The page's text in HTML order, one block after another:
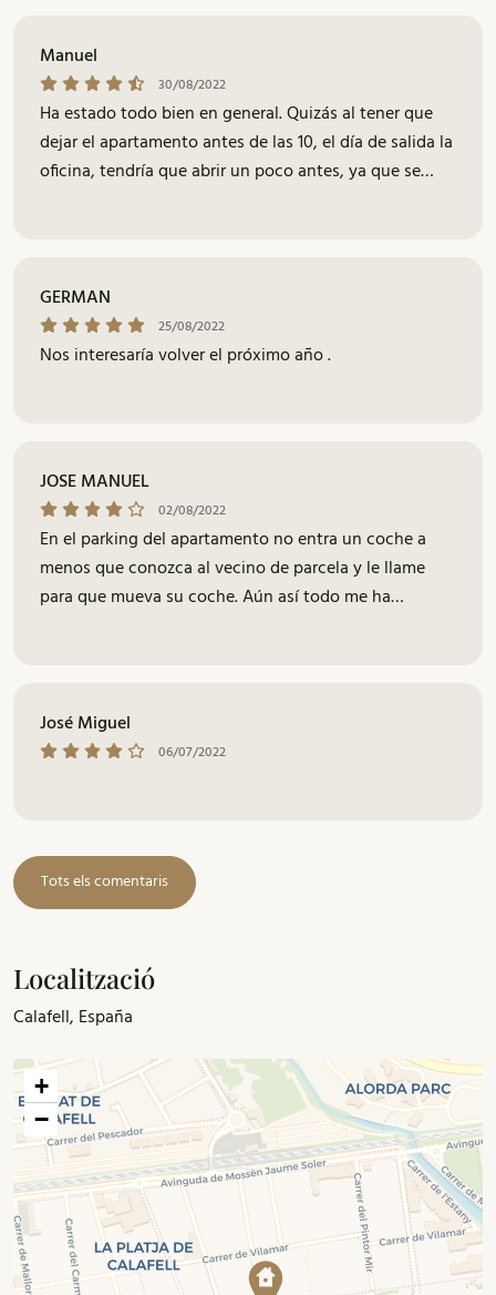
Manuel
30/08/2022
Ha estado todo bien en general. Quizás al tener que
dejar el apartamento antes de las 10, el día de salida la
oficina, tendría que abrir un poco antes, ya que se
GERMAN
25/08/2022
Nos interesaría volver el próximo año .
JOSE MANUEL
02/08/2022
En el parking del apartamento no entra un coche a
menos que conozca al vecino de parcela y le llame
para que mueva su coche. Aún así todo me ha
José Miguel
06/07/2022
Tots els comentaris
Localització
Calafell, España
+
−